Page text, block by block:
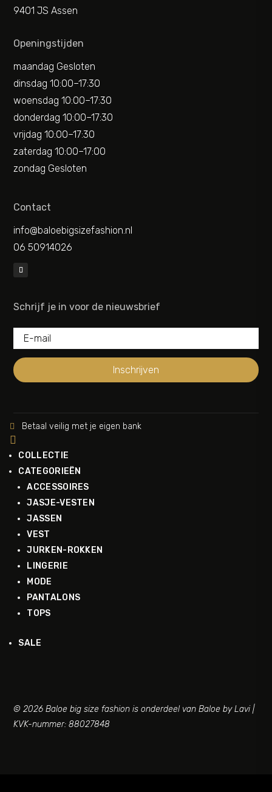
9401 JS Assen
Openingstijden
maandag Gesloten
dinsdag 10:00–17:30
woensdag 10:00–17:30
donderdag 10:00–17:30
vrijdag 10:00–17:30
zaterdag 10:00–17:00
zondag Gesloten
Contact
info@baloebigsizefashion.nl
06 50914026
Schrijf je in voor de nieuwsbrief
Inschrijven
 Betaal veilig met je eigen bank

COLLECTIE
CATEGORIEËN
ACCESSOIRES
JASJE-VESTEN
JASSEN
VEST
JURKEN-ROKKEN
LINGERIE
MODE
PANTALONS
TOPS
SALE
© 2026 Baloe big size fashion is onderdeel van Baloe by Lavi |
KVK-nummer: 88027848